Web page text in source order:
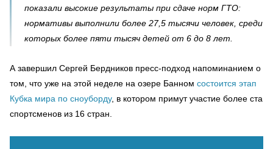
показали высокие результаты при сдаче норм ГТО:
нормативы выполнили более 27,5 тысячи человек, среди
которых более пяти тысяч детей от 6 до 8 лет.
А завершил Сергей Бердников пресс-подход напоминанием о
том, что уже на этой неделе на озере Банном состоится этап
Кубка мира по сноуборду, в котором примут участие более ста
спортсменов из 16 стран.